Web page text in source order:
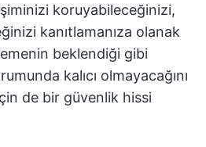
koruyabileceğinizi,
kanıtlamanıza olanak
beklendiği gibi
kalıcı olmayacağını
de bir güvenlik hissi